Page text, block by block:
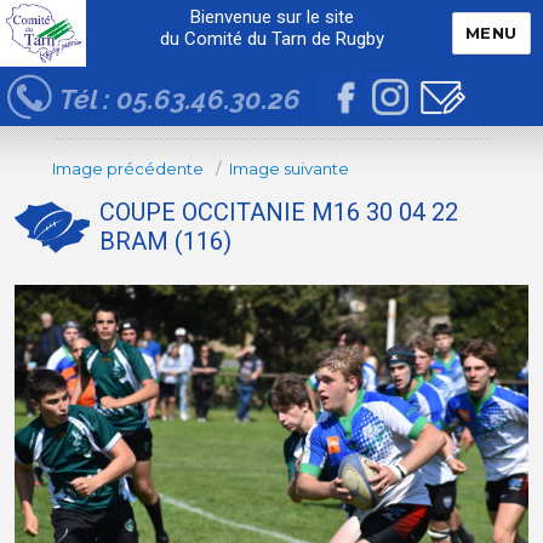
Bienvenue sur le site
du Comité du Tarn de Rugby
Tél : 05.63.46.30.26
MENU
Image précédente Image suivante
COUPE OCCITANIE M16 30 04 22
BRAM (116)